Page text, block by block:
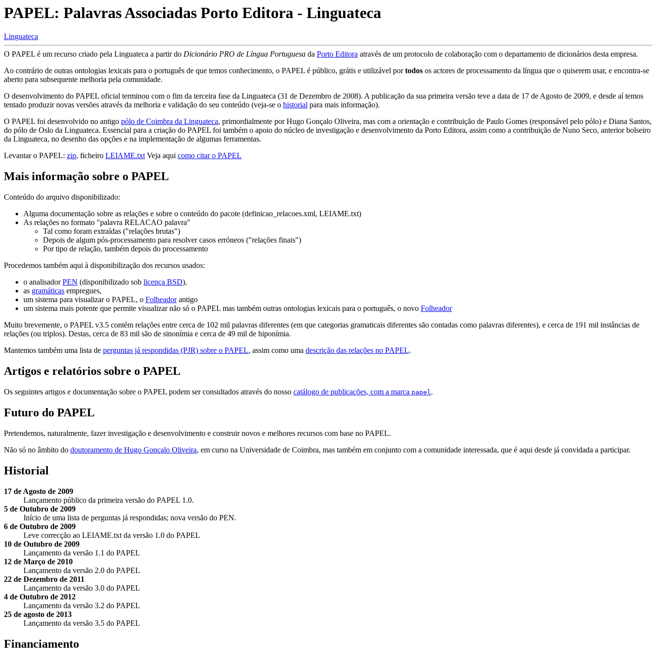
PAPEL: Palavras Associadas Porto Editora - Linguateca
Linguateca
O PAPEL é um recurso criado pela Linguateca a partir do Dicionário PRO de Língua Portuguesa da Porto Editora através de um protocolo de colaboração com o departamento de dicionários desta empresa.
Ao contrário de outras ontologias lexicais para o português de que temos conhecimento, o PAPEL é público, grátis e utilizável portodos os actores de processamento da língua que o quiserem usar, e encontra-se
aberto para subsequente melhoria pela comunidade.
O desenvolvimento do PAPEL oficial terminou com o fim da terceira fase da Linguateca (31 de Dezembro de 2008). A publicação da sua primeira versão teve a data de 17 de Agosto de 2009, e desde aí temos
tentado produzir novas versões através da melhoria e validação do seu conteúdo (veja-se o historial para mais informação).
O PAPEL foi desenvolvido no antigo pólo de Coimbra da Linguateca, primordialmente por Hugo Gonçalo Oliveira, mas com a orientação e contribuição de Paulo Gomes (responsável pelo pólo) e Diana Santos,
do pólo de Oslo da Linguateca. Essencial para a criação do PAPEL foi também o apoio do núcleo de investigação e desenvolvimento da Porto Editora, assim como a contribuição de Nuno Seco, anterior bolseiro
da Linguateca, no desenho das opções e na implementação de algumas ferramentas.
Levantar o PAPEL: zip, ficheiro LEIAME.txtVeja aqui como citar o PAPEL
Mais informação sobre o PAPEL
Conteúdo do arquivo disponibilizado:
Alguma documentação sobre as relações e sobre o conteúdo do pacote (definicao_relacoes.xml, LEIAME.txt)
As relações no formato "palavra RELACAO palavra"
Tal como foram extraídas ("relações brutas")
Depois de algum pós-processamento para resolver casos erróneos ("relações finais")
Por tipo de relação, também depois do processamento
Procedemos também aqui à disponibilização dos recursos usados:
o analisadorPEN (disponibilizado sob licença BSD),
as gramáticas empregues,
um sistema para visualizar o PAPEL, o Folheadorantigo
um sistema mais potente que permite visualizar não só o PAPEL mas também outras ontologias lexicais para o português, o novo Folheador
Muito brevemente, o PAPEL v3.5 contém relações entre cerca de 102 mil palavras diferentes (em que categorias gramaticais diferentes são contadas como palavras diferentes), e cerca de 191 mil instâncias de
relações (ou triplos). Destas, cerca de 83 mil são de sinonímia e cerca de 49 mil de hiponímia.
Mantemos também uma lista de perguntas já respondidas (PJR) sobre o PAPEL, assim como uma descrição das relações no PAPEL.
Artigos e relatórios sobre o PAPEL
Os seguintes artigos e documentação sobre o PAPEL podem ser consultados através do nosso catálogo de publicações, com a marca papel.
Futuro do PAPEL
Pretendemos, naturalmente, fazer investigação e desenvolvimento e construir novos e melhores recursos com base no PAPEL.
Não só no âmbito do doutoramento de Hugo Gonçalo Oliveira, em curso na Universidade de Coimbra, mas também em conjunto com a comunidade interessada, que é aqui desde já convidada a participar.
Historial
17 de Agosto de 2009
Lançamento público da primeira versão do PAPEL 1.0.
5 de Outubro de 2009
Início de uma lista de perguntas já respondidas; nova versão do PEN.
6 de Outubro de 2009
Leve correcção ao LEIAME.txt da versão 1.0 do PAPEL
10 de Outubro de 2009
Lançamento da versão 1.1 do PAPEL
12 de Março de 2010
Lançamento da versão 2.0 do PAPEL
22 de Dezembro de 2011
Lançamento da versão 3.0 do PAPEL
4 de Outubro de 2012
Lançamento da versão 3.2 do PAPEL
25 de agosto de 2013
Lançamento da versão 3.5 do PAPEL
Financiamento